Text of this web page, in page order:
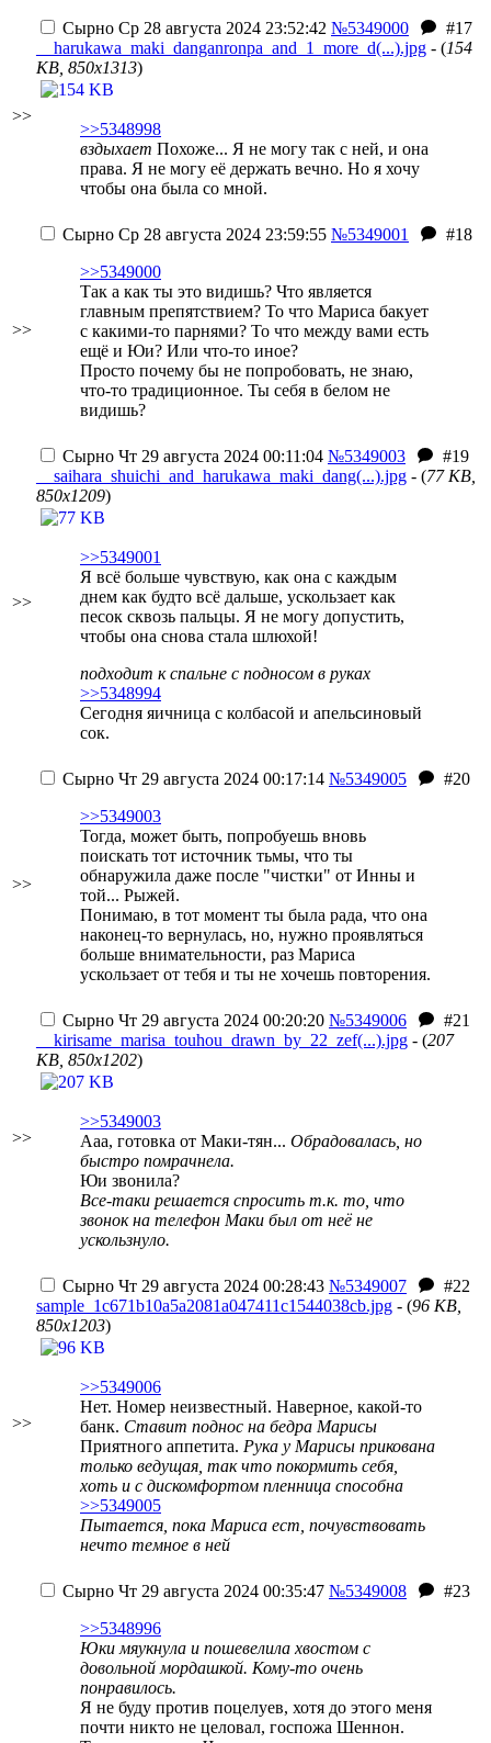
>>
Сырно Ср 28 августа 2024 23:52:42 №5349000
#17
__harukawa_maki_danganronpa_and_1_more_d(...).jpg - (154
KB, 850x1313)
>>5348998
вздыхает Похоже... Я не могу так с ней, и она
права. Я не могу её держать вечно. Но я хочу
чтобы она была со мной.
>>
Сырно Ср 28 августа 2024 23:59:55 №5349001
#18
>>5349000
Так а как ты это видишь? Что является
главным препятствием? То что Мариса бакует
с какими-то парнями? То что между вами есть
ещё и Юи? Или что-то иное?
Просто почему бы не попробовать, не знаю,
что-то традиционное. Ты себя в белом не
видишь?
>>
Сырно Чт 29 августа 2024 00:11:04 №5349003
#19
__saihara_shuichi_and_harukawa_maki_dang(...).jpg - (77 KB,
850x1209)
>>5349001
Я всё больше чувствую, как она с каждым
днем как будто всё дальше, ускользает как
песок сквозь пальцы. Я не могу допустить,
чтобы она снова стала шлюхой!
подходит к спальне с подносом в руках
>>5348994
Сегодня яичница с колбасой и апельсиновый
сок.
>>
Сырно Чт 29 августа 2024 00:17:14 №5349005
#20
>>5349003
Тогда, может быть, попробуешь вновь
поискать тот источник тьмы, что ты
обнаружила даже после "чистки" от Инны и
той... Рыжей.
Понимаю, в тот момент ты была рада, что она
наконец-то вернулась, но, нужно проявляться
больше внимательности, раз Мариса
ускользает от тебя и ты не хочешь повторения.
>>
Сырно Чт 29 августа 2024 00:20:20 №5349006
#21
__kirisame_marisa_touhou_drawn_by_22_zef(...).jpg - (207
KB, 850x1202)
>>5349003
Ааа, готовка от Маки-тян... Обрадовалась, но
быстро помрачнела.
Юи звонила?
Все-таки решается спросить т.к. то, что
звонок на телефон Маки был от неё не
ускользнуло.
>>
Сырно Чт 29 августа 2024 00:28:43 №5349007
#22
sample_1c671b10a5a2081a047411c1544038cb.jpg - (96 KB,
850x1203)
>>5349006
Нет. Номер неизвестный. Наверное, какой-то
банк. Ставит поднос на бедра Марисы
Приятного аппетита. Рука у Марисы прикована
только ведущая, так что покормить себя,
хоть и с дискомфортом пленница способна
>>5349005
Пытается, пока Мариса ест, почувствовать
нечто темное в ней
Сырно Чт 29 августа 2024 00:35:47 №5349008
#23
>>5348996
Юки мяукнула и пошевелила хвостом с
довольной мордашкой. Кому-то очень
понравилось.
Я не буду против поцелуев, хотя до этого меня
почти никто не целовал, госпожа Шеннон.